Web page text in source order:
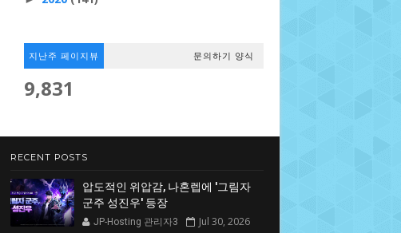
지난주 페이지뷰 문의하기 양식
9,831
RECENT POSTS
압도적인 위압감, 나혼렙에 '그림자
군주 성진우' 등장
JP-Hosting 관리자3 Jul 30, 2026